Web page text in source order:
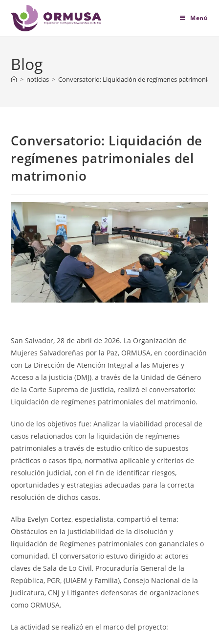
contenido
Menú
Blog
> noticias > Conversatorio: Liquidación de regímenes
Conversatorio: Liquidación de
regímenes patrimoniales del
matrimonio
San Salvador, 28 de abril de 2026. La Organización de
Mujeres Salvadoreñas por la Paz, ORMUSA, en coordinación
con La Dirección de Atención Integral a las Mujeres y
Acceso a la justicia (DMJ), a través de la Unidad de Género
de la Corte Suprema de Justicia, realizó el conversatorio:
Liquidación de regímenes patrimoniales del matrimonio.
Uno de los objetivos fue: Analizar la viabilidad procesal de
casos relacionados con la liquidación de regímenes
patrimoniales a través de estudio crítico de supuestos
prácticos o casos tipo, normativa aplicable y criterios de
resolución judicial, con el fin de identificar riesgos,
oportunidades y estrategias adecuadas para la correcta
resolución de dichos casos.
Alba Evelyn Cortez, especialista, compartió el tema:
Obstáculos en la justiciabilidad de la disolución y
liquidación de Regímenes patrimoniales con gananciales o
comunidad. El conversatorio estuvo dirigido a: actores
claves de Sala de Lo Civil, Procuraduría General de la
República, PGR, (UIAEM y Familia), Consejo Nacional de la
Judicatura, CNJ y Litigantes defensoras de organizaciones
como ORMUSA.
La actividad se realizó en el marco del proyecto: